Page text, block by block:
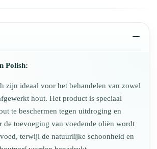
Polish:
zijn ideaal voor het behandelen van zowel
hout. Het product is speciaal
te beschermen tegen uitdroging en
de toevoeging van voedende oliën wordt
terwijl de natuurlijke schoonheid en